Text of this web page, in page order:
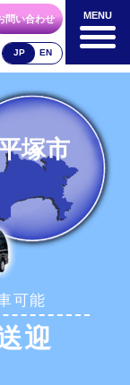
MENU
空港送迎以外
料金表
合流方法
ーム
問い合わせ
JP EN
MENU
塚市
可能
迎